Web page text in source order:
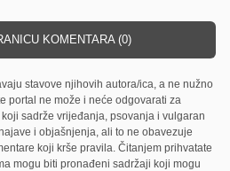
KOMENTARA (0)
stavove njihovih autora/ica, a ne nužno
portal ne može i neće odgovarati za
sadrže vrijeđanja, psovanja i vulgaran
i objašnjenja, ali to ne obavezuje
koji krše pravila. Čitanjem prihvatate
mogu biti pronađeni sadržaji koji mogu